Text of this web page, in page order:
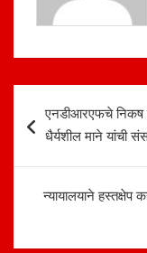
navigation
एनडीआरएफचे निकष
धैर्यशील माने यांची
न्यायालयाने हस्तक्षेप